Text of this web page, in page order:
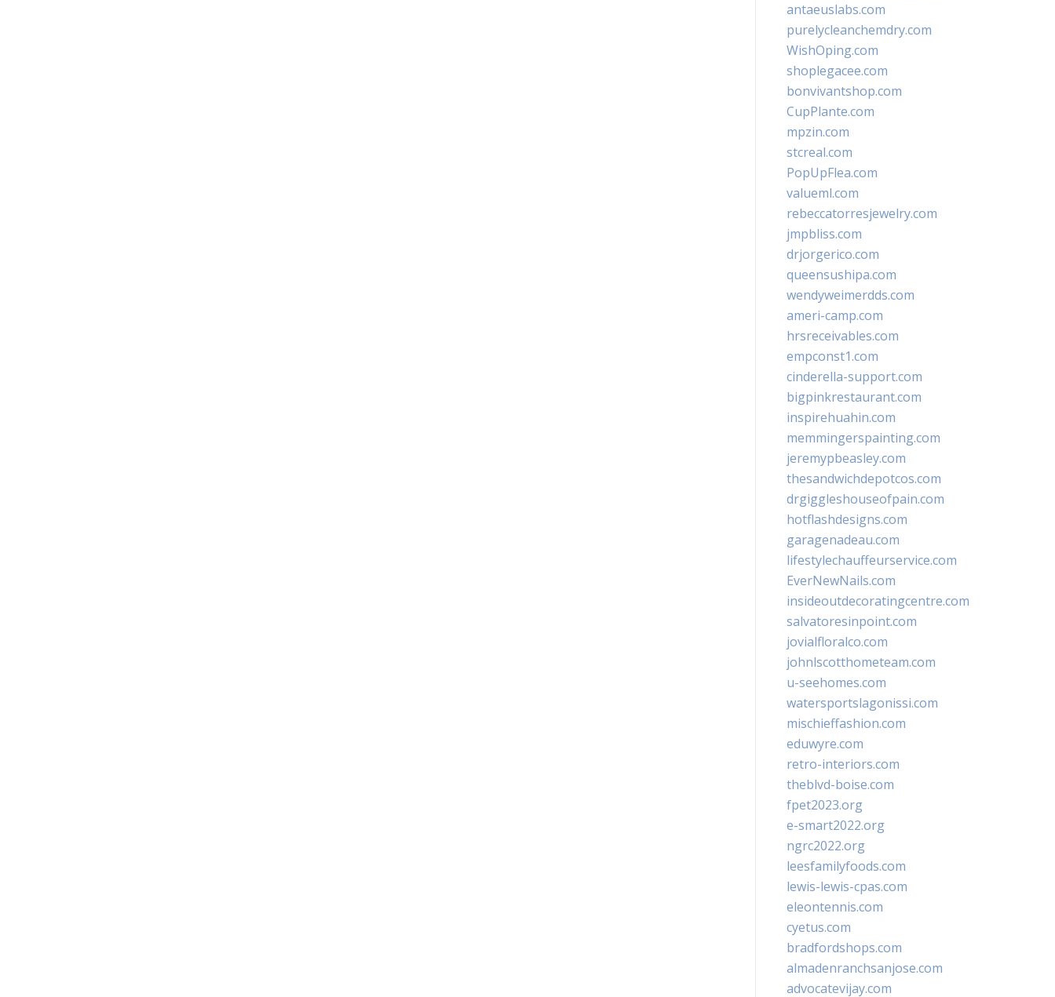
antaeuslabs.com
purelycleanchemdry.com
WishOping.com
shoplegacee.com
bonvivantshop.com
CupPlante.com
mpzin.com
stcreal.com
PopUpFlea.com
valueml.com
rebeccatorresjewelry.com
jmpbliss.com
drjorgerico.com
queensushipa.com
wendyweimerdds.com
ameri-camp.com
hrsreceivables.com
empconst1.com
cinderella-support.com
bigpinkrestaurant.com
inspirehuahin.com
memmingerspainting.com
jeremypbeasley.com
thesandwichdepotcos.com
drgiggleshouseofpain.com
hotflashdesigns.com
garagenadeau.com
lifestylechauffeurservice.com
EverNewNails.com
insideoutdecoratingcentre.com
salvatoresinpoint.com
jovialfloralco.com
johnlscotthometeam.com
u-seehomes.com
watersportslagonissi.com
mischieffashion.com
eduwyre.com
retro-interiors.com
theblvd-boise.com
fpet2023.org
e-smart2022.org
ngrc2022.org
leesfamilyfoods.com
lewis-lewis-cpas.com
eleontennis.com
cyetus.com
bradfordshops.com
almadenranchsanjose.com
advocatevijay.com